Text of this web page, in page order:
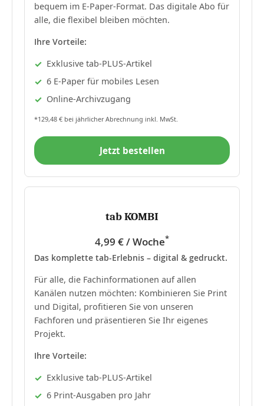
bequem im E-Paper-Format. Das digitale Abo für
alle, die flexibel bleiben möchten.
Ihre Vorteile:
Exklusive tab-PLUS-Artikel
6 E-Paper für mobiles Lesen
Online-Archivzugang
*129,48 € bei jährlicher Abrechnung inkl. MwSt.
Jetzt bestellen
tab KOMBI
4,99 € / Woche*
Das komplette tab-Erlebnis – digital & gedruckt.
Für alle, die Fachinformationen auf allen
Kanälen nutzen möchten: Kombinieren Sie Print
und Digital, profitieren Sie von unseren
Fachforen und präsentieren Sie Ihr eigenes
Projekt.
Ihre Vorteile:
Exklusive tab-PLUS-Artikel
6 Print-Ausgaben pro Jahr